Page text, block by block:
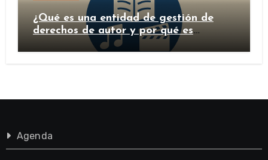
¿Qué es una entidad de gestión de
derechos de autor y por qué es
importante?
Agenda